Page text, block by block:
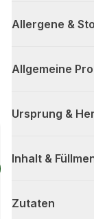
Allergene &
Allgemeine
Ursprung &
Inhalt &
Zutaten